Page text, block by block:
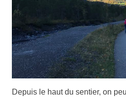
Depuis le haut du sentier, on